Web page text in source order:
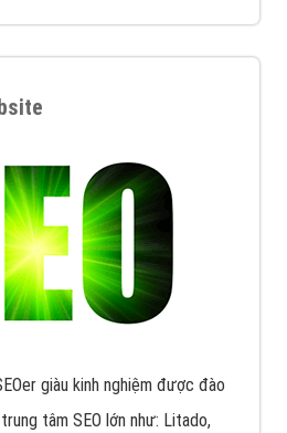
giàu kinh nghiệm được đào
tâm SEO lớn như: Litado,